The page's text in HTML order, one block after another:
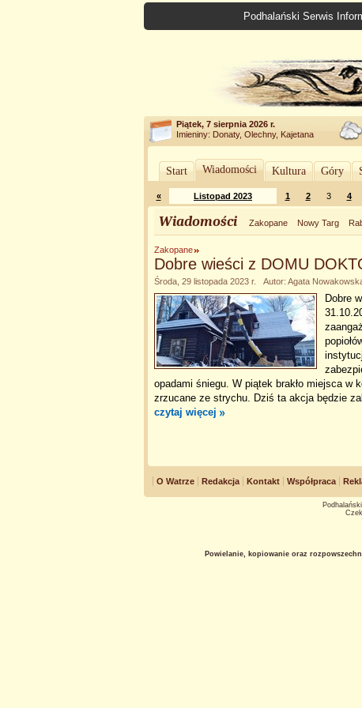
Podhalański Serwis
Piątek, 7 sierpnia 2026 r.
Imieniny: Donaty, Olechny, Kajetana
Start Wiadomości Kultura Góry
« Listopad 2023 1 2 3 4
Wiadomości Zakopane Nowy Targ
Zakopane
Dobre wieści z DOMU
Środa, 29 listopada 2023 r. Autor: Agata
Dobre
opadami śniegu. W piątek brakło miejsca w
zrzucane ze strychu. Dziś ta akcja będzie
czytaj więcej
O Watrze Redakcja Kontakt Współpraca
Powielanie, kopiowanie oraz